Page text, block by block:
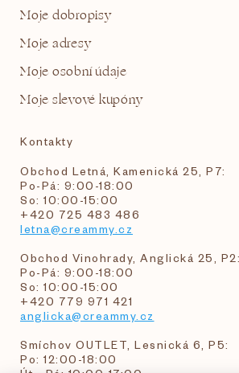
Moje dobropisy
Moje adresy
Moje osobní údaje
Moje slevové kupóny
Kontakty
Obchod Letná, Kamenická 25, P7:
Po-Pá: 9:00-18:00
So: 10:00-15:00
+420 725 483 486
letna@creammy.cz
Obchod Vinohrady, Anglická 25, P2:
Po-Pá: 9:00-18:00
So: 10:00-15:00
+420 779 971 421
anglicka@creammy.cz
Smíchov OUTLET, Lesnická 6, P5:
Po: 12:00-18:00